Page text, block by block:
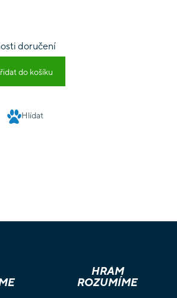
doručení
do košíku
Hlídat
HRÁM
ROZUMÍME